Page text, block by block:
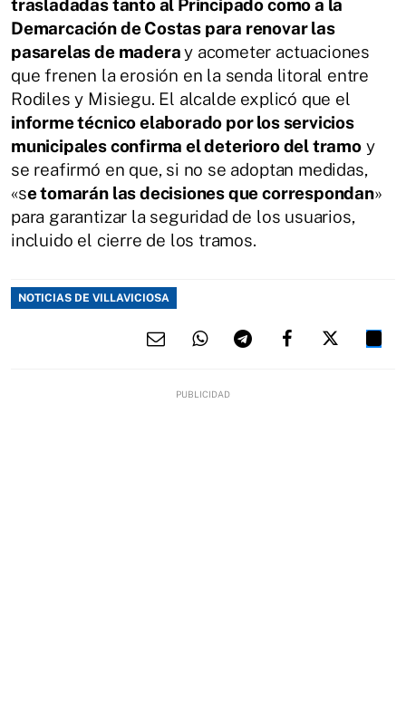
trasladadas tanto al Principado como a la
Demarcación de Costas para renovar las
pasarelas de maderay acometer actuaciones
que frenen la erosión en la senda litoral entre
Rodiles y Misiegu. El alcalde explicó que el
informe técnico elaborado por los servicios
municipales confirma el deterioro del tramoy
se reafirmó en que, si no se adoptan medidas,
«se tomarán las decisiones que correspondan»
para garantizar la seguridad de los usuarios,
incluido el cierre de los tramos.
NOTICIAS DE VILLAVICIOSA